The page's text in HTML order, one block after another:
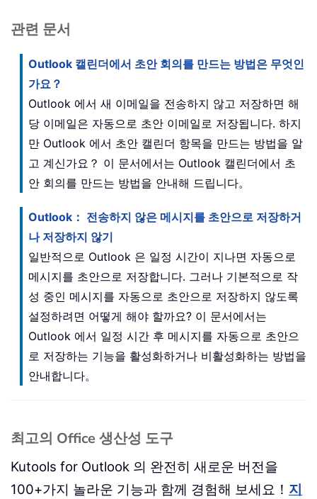
관련 문서
Outlook 캘린더에서 초안 회의를 만드는 방법은 무엇인
가요？
Outlook 에서 새 이메일을 전송하지 않고 저장하면 해
당 이메일은 자동으로 초안 이메일로 저장됩니다. 하지
만 Outlook 에서 초안 캘린더 항목을 만드는 방법을 알
고 계신가요？ 이 문서에서는 Outlook 캘린더에서 초
안 회의를 만드는 방법을 안내해 드립니다。
Outlook： 전송하지 않은 메시지를 초안으로 저장하거
나 저장하지 않기
일반적으로 Outlook 은 일정 시간이 지나면 자동으로
메시지를 초안으로 저장합니다. 그러나 기본적으로 작
성 중인 메시지를 자동으로 초안으로 저장하지 않도록
설정하려면 어떻게 해야 할까요? 이 문서에서는
Outlook 에서 일정 시간 후 메시지를 자동으로 초안으
로 저장하는 기능을 활성화하거나 비활성화하는 방법을
안내합니다。
최고의 Office 생산성 도구
Kutools for Outlook 의 완전히 새로운 버전을
100+가지 놀라운 기능과 함께 경험해 보세요！ 지